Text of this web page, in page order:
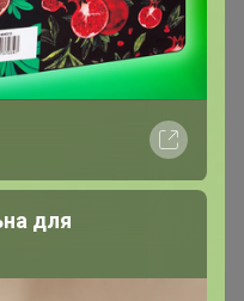
по вкусу схожее?
268637
268637
68965
для